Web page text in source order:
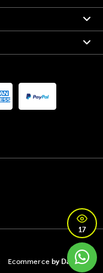
Ecommerce by Daisuke
17